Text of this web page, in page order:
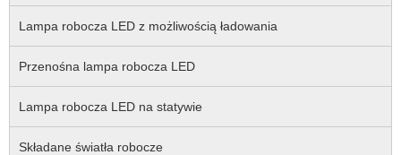
Lampa robocza LED z możliwością ładowania
Przenośna lampa robocza LED
Lampa robocza LED na statywie
Składane światła robocze